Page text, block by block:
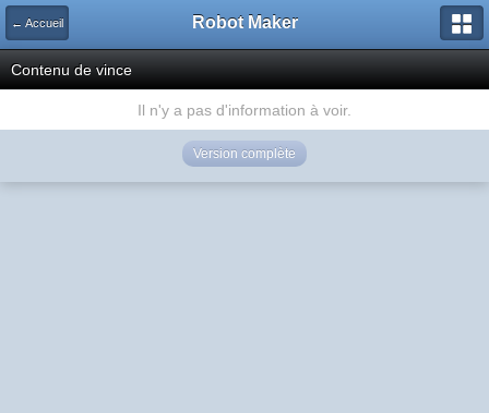
← Accueil Robot Maker
Contenu de vince
Il n'y a pas d'information à voir.
Version complète